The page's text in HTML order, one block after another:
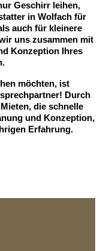
Geschirr leihen,
in Wolfach für
auch für kleinere
uns zusammen mit
Konzeption Ihres
möchten, ist
Durch
die schnelle
und Konzeption,
Erfahrung.